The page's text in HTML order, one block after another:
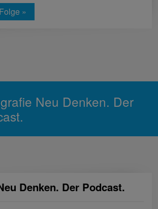
»
Neu Denken. Der
Denken. Der Podcast.